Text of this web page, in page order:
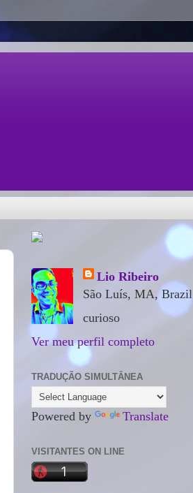
Lio Ribeiro
São Luís, MA, Brazil
curioso
Ver meu perfil completo
TRADUÇÃO SIMULTÂNEA
Powered by Translate
VISITANTES ON LINE